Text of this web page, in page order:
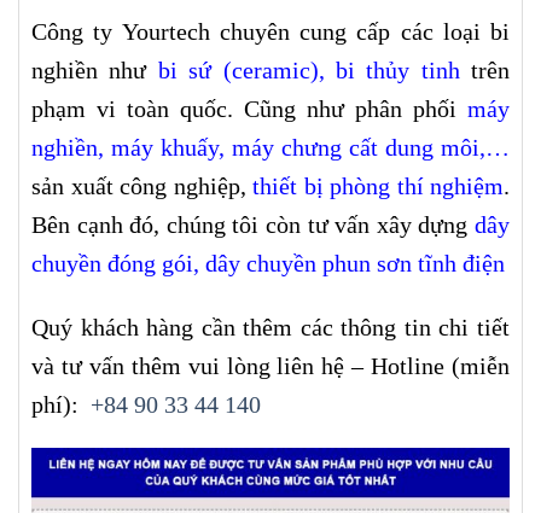
Công ty Yourtech chuyên cung cấp các loại bi
nghiền như bi sứ (ceramic), bi thủy tinh trên
phạm vi toàn quốc. Cũng như phân phối máy
nghiền, máy khuấy, máy chưng cất dung môi,…
sản xuất công nghiệp, thiết bị phòng thí nghiệm.
Bên cạnh đó, chúng tôi còn tư vấn xây dựng dây
chuyền đóng gói, dây chuyền phun sơn tĩnh điện
Quý khách hàng cần thêm các thông tin chi tiết
và tư vấn thêm vui lòng liên hệ – Hotline (miễn
phí): +84 90 33 44 140